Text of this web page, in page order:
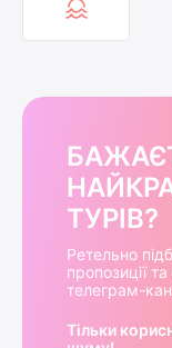
ТУРІВ?
Ретельно
пропозиції
телеграм-
Тільки